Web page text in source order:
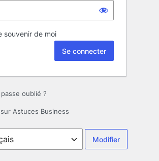
souvenir de moi
oublié ?
Astuces Business